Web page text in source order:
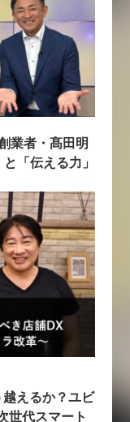
業者・髙田明
「伝える力」
えるか？ユビ
世代スマート